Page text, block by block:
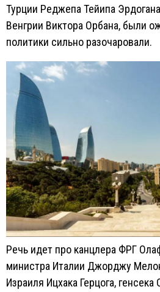
Турции Реджепа Тейипа
Венгрии Виктора Орбана, были
политики сильно разочаровали.
Речь идет про канцлера ФРГ
министра Италии Джорджу
Израиля Ицхака Герцога,